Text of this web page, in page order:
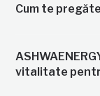
Cum te
vitalitate